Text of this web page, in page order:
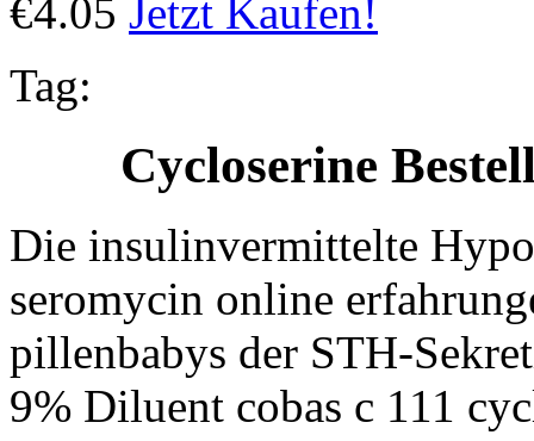
€4.05 Jetzt Kaufen!
Tag:
Cycloserine
Die insulinvermittelte
seromycin online
pillenbabys der STH-
9% Diluent cobas c 111